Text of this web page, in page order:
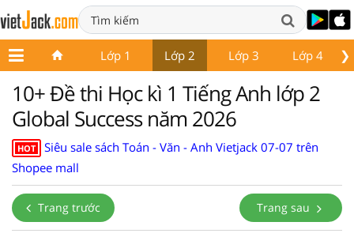
❯
Lớp 1 Lớp 2 Lớp 3 Lớp 4
10+ Đề thi Học kì 1 Tiếng Anh lớp 2
Global Success năm 2026
HOT
Siêu sale sách Toán - Văn - Anh Vietjack 07-07 trên
Shopee mall
Trang trước Trang sau